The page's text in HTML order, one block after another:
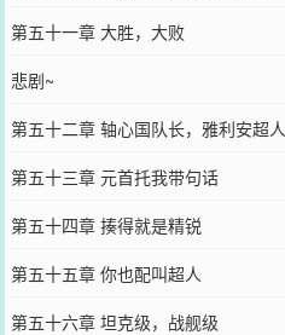
第五十一章 大胜，大败
悲剧~
第五十二章 轴心国队长，雅利安超人
第五十三章 元首托我带句话
第五十四章 揍得就是精锐
第五十五章 你也配叫超人
第五十六章 坦克级，战舰级